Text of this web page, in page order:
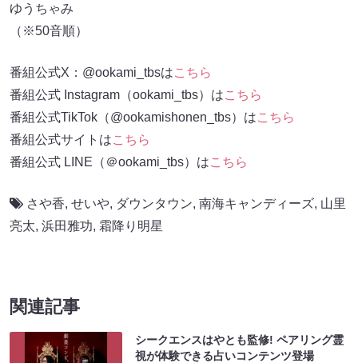
ゆうちゃみ
（※50音順）
番組公式X：@ookami_tbsはこちら
番組公式 Instagram（ookami_tbs）はこちら
番組公式TikTok（@ookamishonen_tbs）はこちら
番組公式サイトはこちら
番組公式 LINE（＠ookami_tbs）はこちら
さや香, せいや, ダウンタウン, 南海キャンディーズ, 山里
亮太, 浜田雅功, 霜降り明星
関連記事
シークエンスはやとも監修! ペアリング霊
視が体験できる占いコンテンツ登場